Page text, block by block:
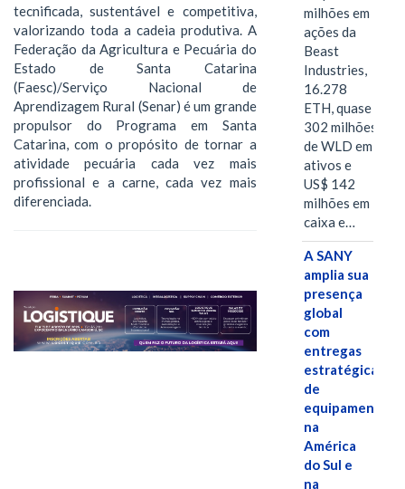
tecnificada, sustentável e competitiva,
valorizando toda a cadeia produtiva. A
Federação da Agricultura e Pecuária do
Estado de Santa Catarina
(Faesc)/Serviço Nacional de
Aprendizagem Rural (Senar) é um grande
propulsor do Programa em Santa
Catarina, com o propósito de tornar a
atividade pecuária cada vez mais
profissional e a carne, cada vez mais
diferenciada.
milhões em
ações da
Beast
Industries,
16.278
ETH, quase
302 milhões
de WLD em
ativos e
US$ 142
milhões em
caixa e…
A SANY
amplia sua
presença
global
com
entregas
estratégicas
de
equipamentos
na
América
do Sul e
na